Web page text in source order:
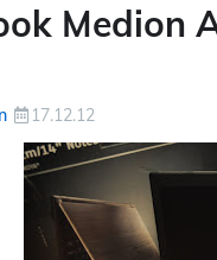
Medion
17.12.12